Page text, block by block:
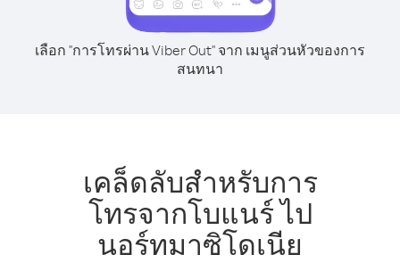
เลือก "การโทรผ่าน Viber Out" จาก เมนูส่วนหัวของการ
สนทนา
เคล็ดลับสำหรับการ
โทรจากโบแนร์ ไป
นอร์ทมาซิโดเนีย